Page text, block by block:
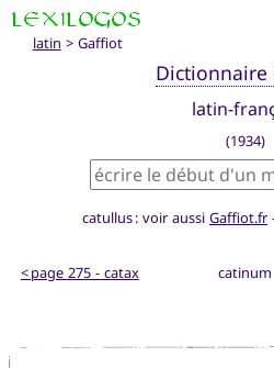
latin > Gaffiot
Dictionnaire
latin-
(1934)
catullus : voir aussi Gaffiot.fr
< page 275 - catax catinum